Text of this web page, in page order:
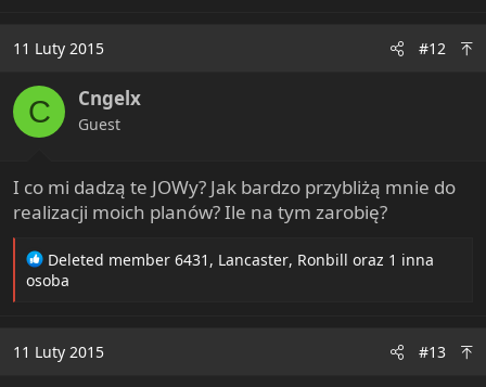
11 Luty 2015 #12
C Cngelx
Guest
I co mi dadzą te JOWy? Jak bardzo przybliżą mnie do
realizacji moich planów? Ile na tym zarobię?
R
e
i
Deleted member 6431 , Lancaster, Ronbill oraz 1 inna
osoba
11 Luty 2015 #13